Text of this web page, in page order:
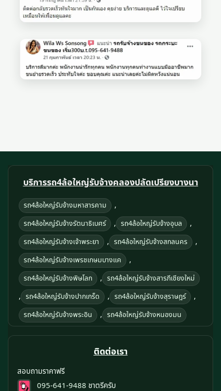
บริการรถ4ล้อใหญ่รับจ้างคลองปลัดเปรียงบางนา
รถ4ล้อใหญ่รับจ้างมหาสารคาม ,
รถ4ล้อใหญ่รับจ้างรัตนาธิเบศร์ , รถ4ล้อใหญ่รับจ้างอุบล ,
รถ4ล้อใหญ่รับจ้างเจ้าพระยา , รถ4ล้อใหญ่รับจ้างสกลนคร ,
รถ4ล้อใหญ่รับจ้างเพรชเกษมบางแค ,
รถ4ล้อใหญ่รับจ้างพิษโลก , รถ4ล้อใหญ่รับจ้างสารภีเชียงใหม่
, รถ4ล้อใหญ่รับจ้างปากเกร็ด , รถ4ล้อใหญ่รับจ้างสุราษฎร์ ,
รถ4ล้อใหญ่รับจ้างพระอิน , รถ4ล้อใหญ่รับจ้างหนองมน
ติดต่อเรา
สอบถามราคาฟรี
095-641-9488 ชาตรีครับ